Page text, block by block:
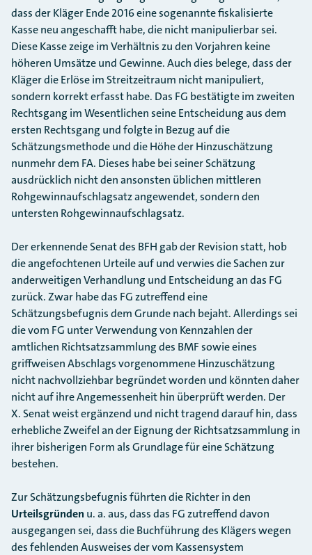
dass der Kläger Ende 2016 eine sogenannte fiskalisierte
Kasse neu angeschafft habe, die nicht manipulierbar sei.
Diese Kasse zeige im Verhältnis zu den Vorjahren keine
höheren Umsätze und Gewinne. Auch dies belege, dass der
Kläger die Erlöse im Streitzeitraum nicht manipuliert,
sondern korrekt erfasst habe. Das FG bestätigte im zweiten
Rechtsgang im Wesentlichen seine Entscheidung aus dem
ersten Rechtsgang und folgte in Bezug auf die
Schätzungsmethode und die Höhe der Hinzuschätzung
nunmehr dem FA. Dieses habe bei seiner Schätzung
ausdrücklich nicht den ansonsten üblichen mittleren
Rohgewinnaufschlagsatz angewendet, sondern den
untersten Rohgewinnaufschlagsatz.
Der erkennende Senat des BFH gab der Revision statt, hob
die angefochtenen Urteile auf und verwies die Sachen zur
anderweitigen Verhandlung und Entscheidung an das FG
zurück. Zwar habe das FG zutreffend eine
Schätzungsbefugnis dem Grunde nach bejaht. Allerdings sei
die vom FG unter Verwendung von Kennzahlen der
amtlichen Richtsatzsammlung des BMF sowie eines
griffweisen Abschlags vorgenommene Hinzuschätzung
nicht nachvollziehbar begründet worden und könnten daher
nicht auf ihre Angemessenheit hin überprüft werden. Der
X. Senat weist ergänzend und nicht tragend darauf hin, dass
erhebliche Zweifel an der Eignung der Richtsatzsammlung in
ihrer bisherigen Form als Grundlage für eine Schätzung
bestehen.
Zur Schätzungsbefugnis führten die Richter in den
Urteilsgründen u. a. aus, dass das FG zutreffend davon
ausgegangen sei, dass die Buchführung des Klägers wegen
des fehlenden Ausweises der vom Kassensystem